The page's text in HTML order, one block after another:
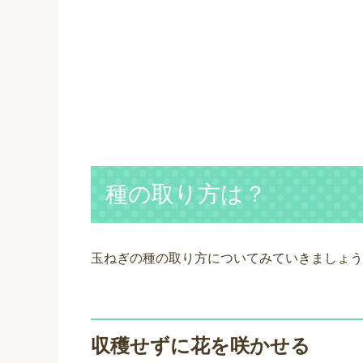
種の取り方は？
玉ねぎの種の取り方についてみていきましょ
収穫せずに花を咲かせる